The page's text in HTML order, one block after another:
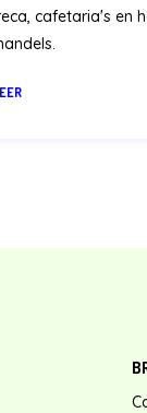
cafetaria's en